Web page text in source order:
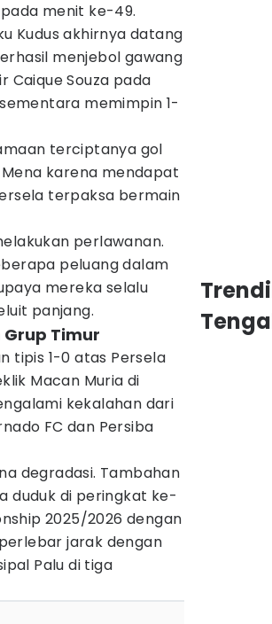
menit ke-49.
Kudus akhirnya datang
menjebol gawang
Caique Souza pada
memimpin 1-
terciptanya gol
karena mendapat
terpaksa bermain
perlawanan.
peluang dalam
mereka selalu
panjang.
Timur
tipis 1-0 atas Persela
Macan Muria di
kekalahan dari
FC dan Persiba
degradasi. Tambahan
duduk di peringkat ke-
2025/2026 dengan
jarak dengan
Palu di tiga